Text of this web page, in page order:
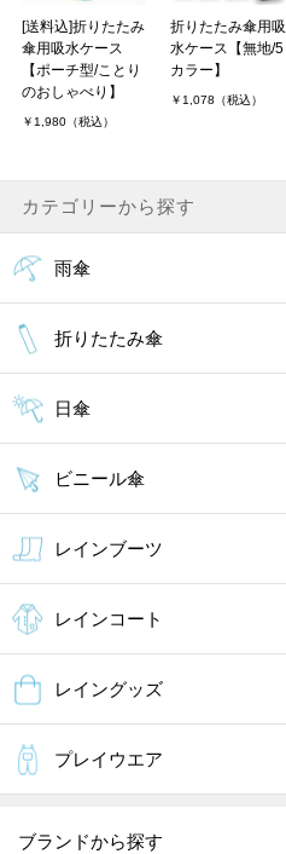
[送料込]折りたたみ
傘用吸水ケース
【ポーチ型/ことり
のおしゃべり】
￥1,980（税込）
折りたたみ傘用吸
水ケース【無地/5
カラー】
￥1,078（税込）
カテゴリーから探す
雨傘
折りたたみ傘
日傘
ビニール傘
レインブーツ
レインコート
レイングッズ
プレイウエア
ブランドから探す